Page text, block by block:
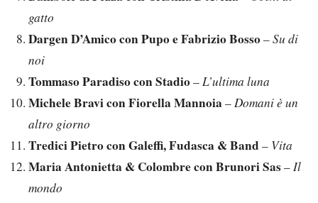
gatto
Dargen D’Amico con Pupo e Fabrizio Bosso–Su di
noi
Tommaso Paradiso con Stadio–L’ultima luna
Michele Bravi con Fiorella Mannoia –Domani è un
altro giorno
Tredici Pietro con Galeffi, Fudasca & Band – Vita
Maria Antonietta & Colombre con Brunori Sas–Il
mondo